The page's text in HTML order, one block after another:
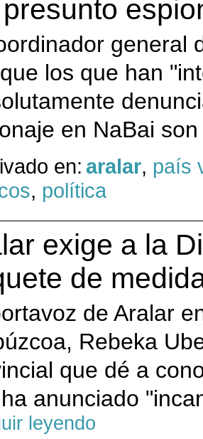
general
los que han
en NaBai
en: aralar, país
, política
exige a la
de
de Aralar
Rebeka
que dé a
anunciado
leyendo